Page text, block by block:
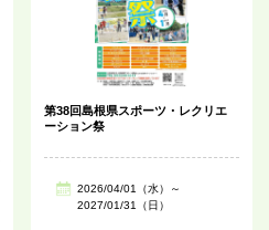
第38回島根県スポーツ・レクリエ
ーション祭
2026/04/01（水）～
2027/01/31（日）